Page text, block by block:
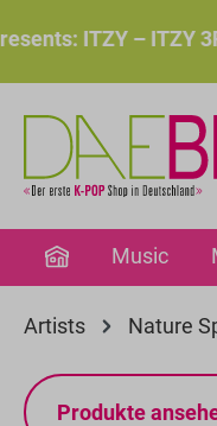
Zur
ITZY – ITZY 3RD
Music
Artists Nature
Produkte